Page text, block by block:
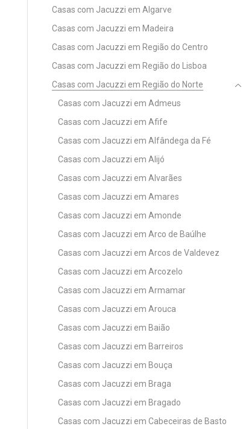
Casas com Jacuzzi em Algarve
Casas com Jacuzzi em Madeira
Casas com Jacuzzi em Região do Centro
Casas com Jacuzzi em Região do Lisboa
Casas com Jacuzzi em Região do Norte
Casas com Jacuzzi em Admeus
Casas com Jacuzzi em Afife
Casas com Jacuzzi em Alfândega da Fé
Casas com Jacuzzi em Alijó
Casas com Jacuzzi em Alvarães
Casas com Jacuzzi em Amares
Casas com Jacuzzi em Amonde
Casas com Jacuzzi em Arco de Baúlhe
Casas com Jacuzzi em Arcos de Valdevez
Casas com Jacuzzi em Arcozelo
Casas com Jacuzzi em Armamar
Casas com Jacuzzi em Arouca
Casas com Jacuzzi em Baião
Casas com Jacuzzi em Barreiros
Casas com Jacuzzi em Bouça
Casas com Jacuzzi em Braga
Casas com Jacuzzi em Bragado
Casas com Jacuzzi em Cabeceiras de Basto